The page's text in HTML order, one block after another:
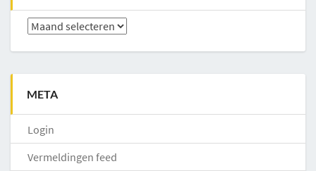
Archieven
META
Login
Vermeldingen feed